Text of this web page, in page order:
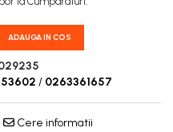
ADAUGA IN COS
/ 0263361657
Cere informatii